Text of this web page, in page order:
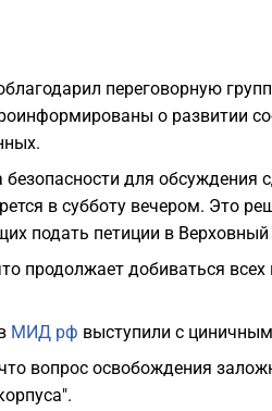
переговорную
о развитии
безопасности для обсуждения
в субботу вечером. Это
подать петиции в Верховный
продолжает добиваться
МИД рф выступили с
вопрос освобождения